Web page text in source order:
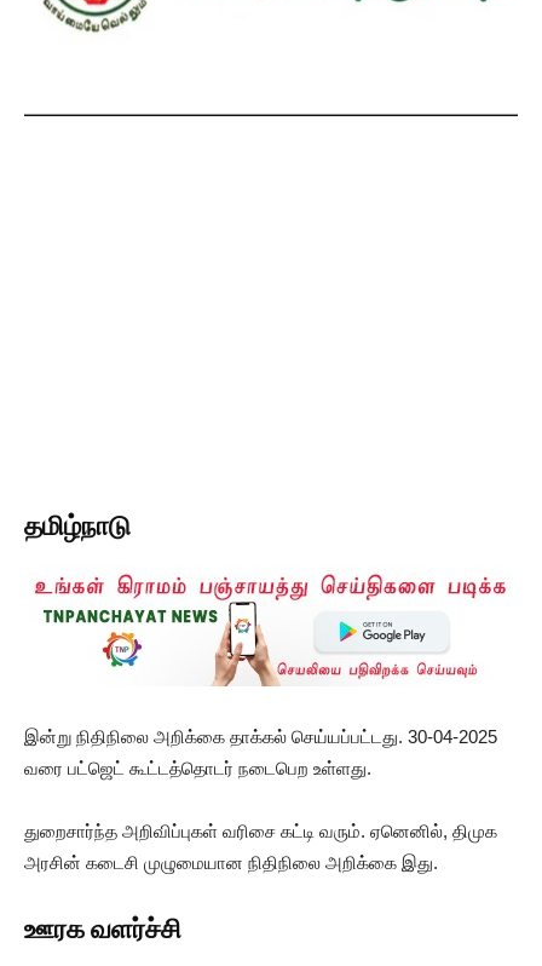
தமிழ்நாடு
இன்று நிதிநிலை அறிக்கை தாக்கல் செய்யப்பட்டது. 30-04-2025
வரை பட்ஜெட் கூட்டத்தொடர் நடைபெற உள்ளது.
துறைசார்ந்த அறிவிப்புகள் வரிசை கட்டி வரும். ஏனெனில், திமுக
அரசின் கடைசி முழுமையான நிதிநிலை அறிக்கை இது.
ஊரக வளர்ச்சி